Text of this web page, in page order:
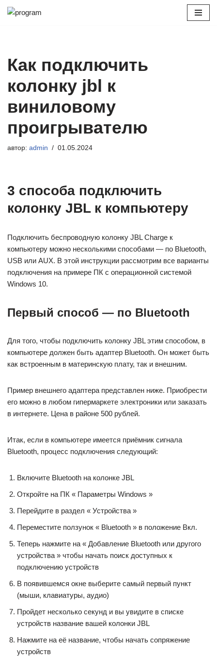
Как подключить
колонку jbl к
виниловому
проигрывателю
автор: admin 01.05.2024
3 способа подключить
колонку JBL к компьютеру
Подключить беспроводную колонку JBL Charge к
компьютеру можно несколькими способами — по Bluetooth,
USB или AUX. В этой инструкции рассмотрим все варианты
подключения на примере ПК с операционной системой
Windows 10.
Первый способ — по Bluetooth
Для того, чтобы подключить колонку JBL этим способом, в
компьютере должен быть адаптер Bluetooth. Он может быть
как встроенным в материнскую плату, так и внешним.
Пример внешнего адаптера представлен ниже. Приобрести
его можно в любом гипермаркете электроники или заказать
в интернете. Цена в районе 500 рублей.
Итак, если в компьютере имеется приёмник сигнала
Bluetooth, процесс подключения следующий:
Включите Bluetooth на колонке JBL
Откройте на ПК « Параметры Windows »
Перейдите в раздел « Устройства »
Переместите ползунок « Bluetooth » в положение Вкл.
Теперь нажмите на « Добавление Bluetooth или другого
устройства » чтобы начать поиск доступных к
подключению устройств
В появившемся окне выберите самый первый пункт
(мыши, клавиатуры, аудио)
Пройдет несколько секунд и вы увидите в списке
устройств название вашей колонки JBL
Нажмите на её название, чтобы начать сопряжение
устройств